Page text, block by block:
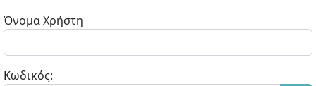
Όνομα Χρήστη
Κωδικός: